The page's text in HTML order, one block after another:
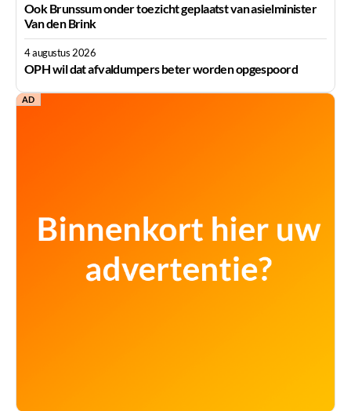
Ook Brunssum onder toezicht geplaatst van asielminister
Van den Brink
4 augustus 2026
OPH wil dat afvaldumpers beter worden opgespoord
AD